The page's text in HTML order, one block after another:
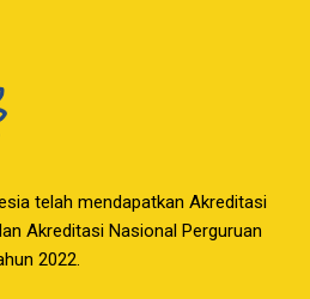
telah mendapatkan Akreditasi
Akreditasi Nasional Perguruan
2022.